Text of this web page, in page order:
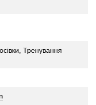
Тренування